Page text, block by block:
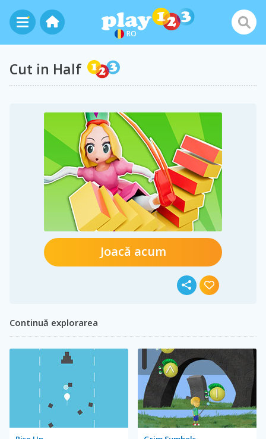
RO
Cut in Half
Joacă acum
Continuă explorarea